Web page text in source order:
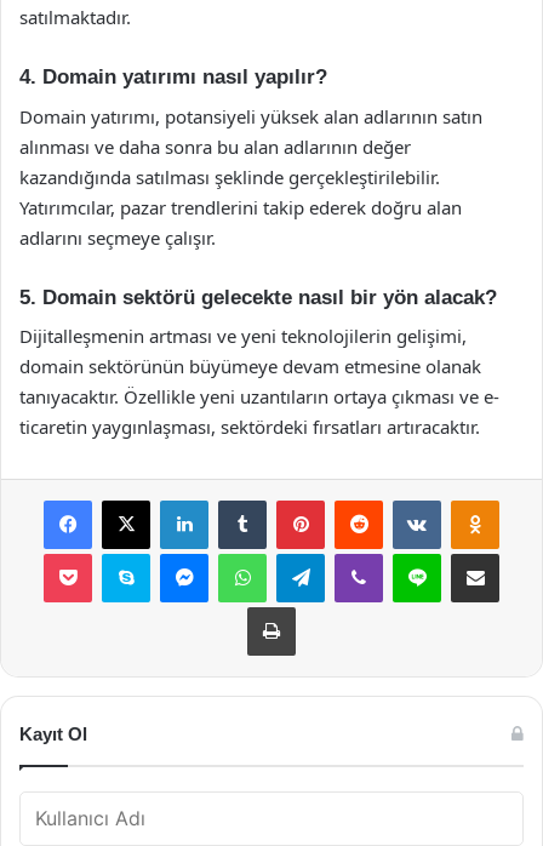
satılmaktadır.
4. Domain yatırımı nasıl yapılır?
Domain yatırımı, potansiyeli yüksek alan adlarının satın
alınması ve daha sonra bu alan adlarının değer
kazandığında satılması şeklinde gerçekleştirilebilir.
Yatırımcılar, pazar trendlerini takip ederek doğru alan
adlarını seçmeye çalışır.
5. Domain sektörü gelecekte nasıl bir yön alacak?
Dijitalleşmenin artması ve yeni teknolojilerin gelişimi,
domain sektörünün büyümeye devam etmesine olanak
tanıyacaktır. Özellikle yeni uzantıların ortaya çıkması ve e-
ticaretin yaygınlaşması, sektördeki fırsatları artıracaktır.
Facebook
X LinkedInTumblr PinterestReddit VKontakte
Pocket Skype MessengerWhatsAppTelegramViber Line E-Posta ile
Yazdır
Kayıt Ol